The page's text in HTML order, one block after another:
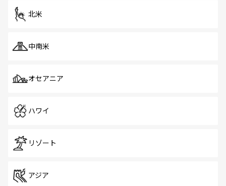
北米
中南米
オセアニア
ハワイ
リゾート
アジア